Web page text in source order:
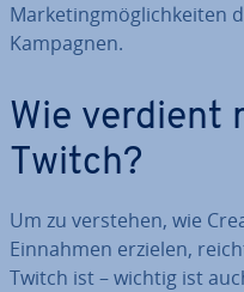
Mar­ke­ting­mög­lich­kei­ten
Kampagnen.
Wie verdient
Twitch?
Um zu verstehen, wie
Einnahmen erzielen,
Twitch ist – wichtig ist